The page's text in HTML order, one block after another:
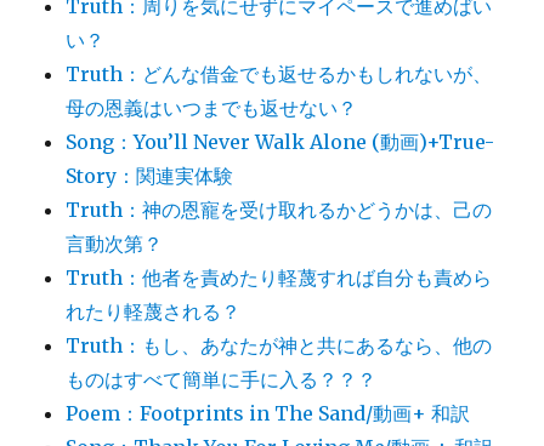
Truth：周りを気にせずにマイペースで進めばい
い？
Truth：どんな借金でも返せるかもしれないが、
母の恩義はいつまでも返せない？
Song：You’ll Never Walk Alone (動画)+True-
Story：関連実体験
Truth：神の恩寵を受け取れるかどうかは、己の
言動次第？
Truth：他者を責めたり軽蔑すれば自分も責めら
れたり軽蔑される？
Truth：もし、あなたが神と共にあるなら、他の
ものはすべて簡単に手に入る？？？
Poem：Footprints in The Sand/動画+ 和訳